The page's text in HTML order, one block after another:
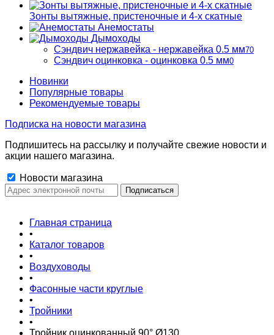
Зонты вытяжные, пристеночные и 4-х скатные
Анемостаты
Дымоходы
Сэндвич нержавейка - нержавейка 0.5 мм70
Сэндвич оцинковка - оцинковка 0.5 мм0
Новинки
Популярные товары
Рекомендуемые товары
Подписка на новости магазина
Подпишитесь на рассылку и получайте свежие новости и
акции нашего магазина.
Новости магазина
Главная страница
•
Каталог товаров
•
Воздуховоды
•
Фасонные части круглые
•
Тройники
•
Тройник оцинкованный 90° Ø130